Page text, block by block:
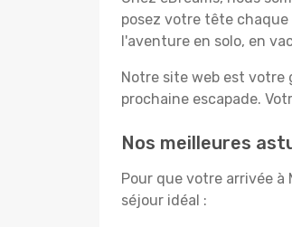
posez votre tête chaque
l'aventure en solo, en
Notre site web est votre
prochaine escapade.
Nos meilleures
Pour que votre arrivée à
séjour idéal :